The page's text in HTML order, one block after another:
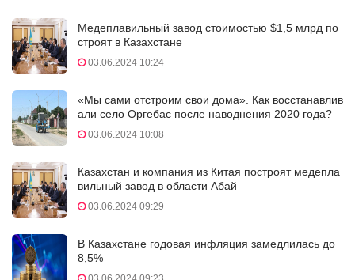
Медеплавильный завод стоимостью $1,5 млрд по
строят в Казахстане
03.06.2024 10:24
«Мы сами отстроим свои дома». Как восстанавлив
али село Оргебас после наводнения 2020 года?
03.06.2024 10:08
Казахстан и компания из Китая построят медепла
вильный завод в области Абай
03.06.2024 09:29
В Казахстане годовая инфляция замедлилась до
8,5%